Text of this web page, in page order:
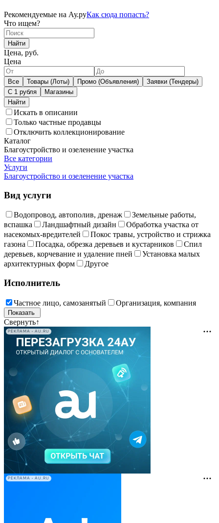
Рекомендуемые на Ау.руКак сюда попасть?
Что ищем?
Найти
Цена, руб.
Цена
Все Товары (Лоты) Промо (Объявления)
Заявки (Тендеры)
С 1 рубля
Магазины
Искать в описании
Только частные продавцы
Отключить коллекционирование
Каталог
Благоустройство и озеленение участка
Все категории
Услуги
Благоустройство и озеленение участка
Вид услуги
Водопровод, автополив, дренаж
Земельные работы,
вспашка
Ландшафтный дизайн
Обработка участка от
насекомых-вредителей
Покос травы, устройство и стрижка
газона
Посадка, обрезка деревьев и кустарников
Спил
деревьев, корчевание и удаление пней
Установка малых
архитектурных форм
Другое
Исполнитель
Частное лицо, самозанятый Организация, компания
Свернуть↑
РЕКЛАМА • AU.RU
РЕКЛАМА • AU.RU